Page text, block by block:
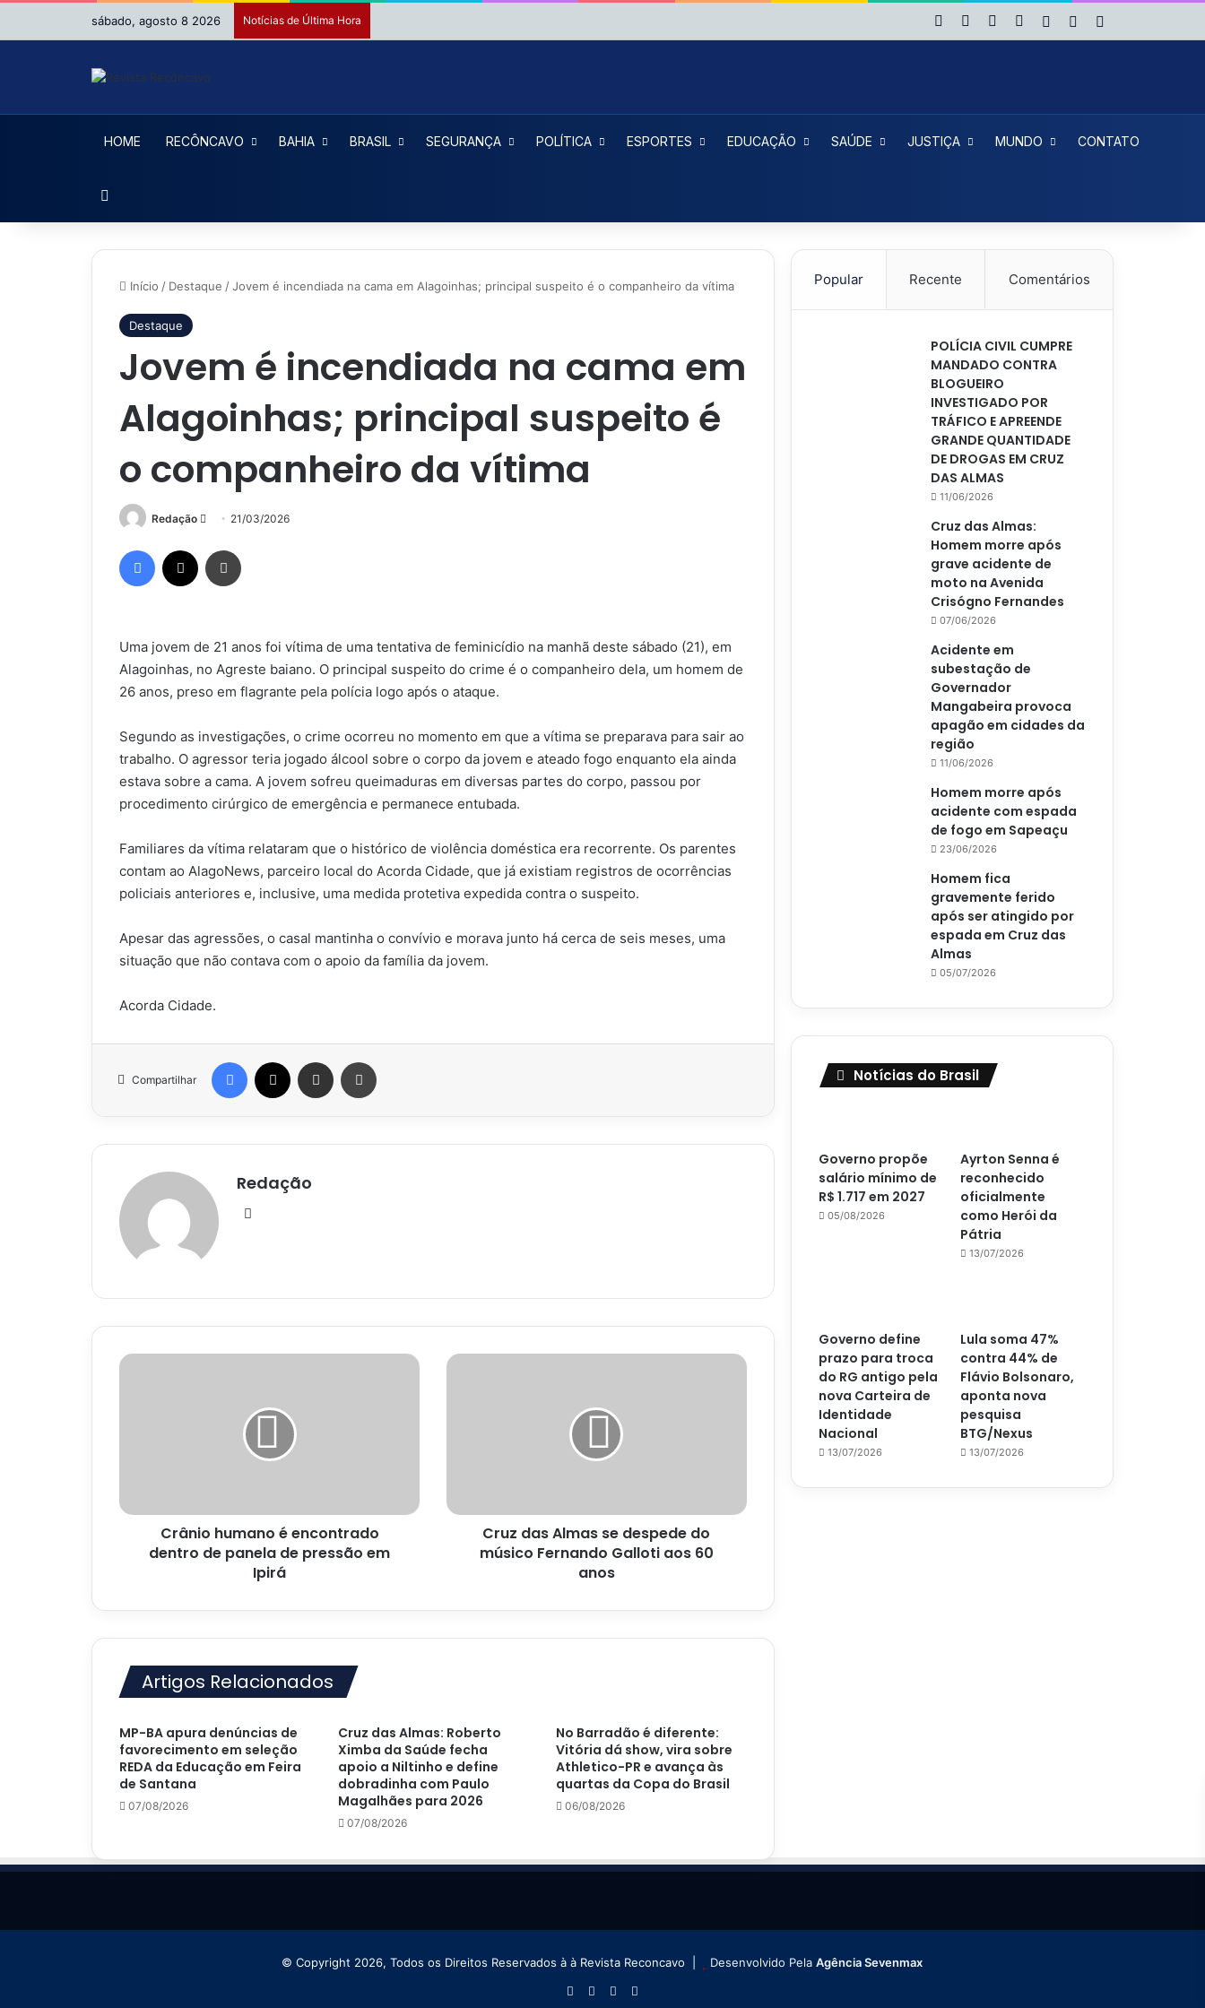
sábado, agosto 8 2026 Notícias de Última Hora Facebook YouTubeInstagram
Entrar Artigo aleatório
HOME RECÔNCAVO BAHIA BRASIL SEGURANÇA POLÍTICA ESPORTES EDUCAÇÃO SAÚDE JUSTIÇA MUNDO CONTATO
Início / Destaque / Jovem é incendiada na cama em Alagoinhas; principal suspeito é o companheiro da vítima
Destaque
Jovem é incendiada na cama em
Alagoinhas; principal suspeito é
o companheiro da vítima
Redação
Mande
e-
mail
21/03/2026
Facebook
Uma jovem de 21 anos foi vítima de uma tentativa de feminicídio na manhã deste sábado (21), em
Alagoinhas, no Agreste baiano. O principal suspeito do crime é o companheiro dela, um homem de
26 anos, preso em flagrante pela polícia logo após o ataque.
Segundo as investigações, o crime ocorreu no momento em que a vítima se preparava para sair ao
trabalho. O agressor teria jogado álcool sobre o corpo da jovem e ateado fogo enquanto ela ainda
estava sobre a cama. A jovem sofreu queimaduras em diversas partes do corpo, passou por
procedimento cirúrgico de emergência e permanece entubada.
Familiares da vítima relataram que o histórico de violência doméstica era recorrente. Os parentes
contam ao AlagoNews, parceiro local do Acorda Cidade, que já existiam registros de ocorrências
policiais anteriores e, inclusive, uma medida protetiva expedida contra o suspeito.
Apesar das agressões, o casal mantinha o convívio e morava junto há cerca de seis meses, uma
situação que não contava com o apoio da família da jovem.
Acorda Cidade.
Compartilhar
Facebook Compartilhar via e-mail
Redação
Crânio
pressão
Crânio humano é encontrado
dentro de panela de pressão em
Ipirá
Cruz
Galloti
Cruz das Almas se despede do
músico Fernando Galloti aos 60
anos
Artigos Relacionados
MP-BA apura denúncias de
favorecimento em seleção
REDA da Educação em Feira
de Santana
07/08/2026
Cruz das Almas: Roberto
Ximba da Saúde fecha
apoio a Niltinho e define
dobradinha com Paulo
Magalhães para 2026
07/08/2026
No Barradão é diferente:
Vitória dá show, vira sobre
Athletico-PR e avança às
quartas da Copa do Brasil
06/08/2026
Popular Recente Comentários
POLÍCIA CIVIL CUMPRE
MANDADO CONTRA
BLOGUEIRO
INVESTIGADO POR
TRÁFICO E APREENDE
GRANDE QUANTIDADE
DE DROGAS EM CRUZ
DAS ALMAS
11/06/2026
Cruz das Almas:
Homem morre após
grave acidente de
moto na Avenida
Crisógno Fernandes
07/06/2026
Acidente em
subestação de
Governador
Mangabeira provoca
apagão em cidades da
região
11/06/2026
Homem morre após
acidente com espada
de fogo em Sapeaçu
23/06/2026
Homem fica
gravemente ferido
após ser atingido por
espada em Cruz das
Almas
05/07/2026
Notícias do Brasil
Governo propõe
salário mínimo de
R$ 1.717 em 2027
05/08/2026
Ayrton Senna é
reconhecido
oficialmente
como Herói da
Pátria
13/07/2026
Governo define
prazo para troca
do RG antigo pela
nova Carteira de
Identidade
Nacional
13/07/2026
Lula soma 47%
contra 44% de
Flávio Bolsonaro,
aponta nova
pesquisa
BTG/Nexus
13/07/2026
© Copyright 2026, Todos os Direitos Reservados à à Revista Reconcavo | Desenvolvido PelaAgência Sevenmax
Facebook
X YouTubeInstagram